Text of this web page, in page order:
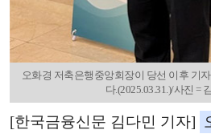
오화경 저축은행중앙회장이 당선 이후 기
다.(2025.03.31.)/사진 =
[한국금융신문 김다민 기자]